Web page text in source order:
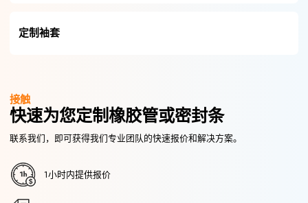
定制袖套
接触
快速为您定制橡胶管或密封条
联系我们，即可获得我们专业团队的快速报价和解决方案。
1小时内提供报价